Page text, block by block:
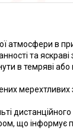
атмосфери в
та
в темряві або
що інформує